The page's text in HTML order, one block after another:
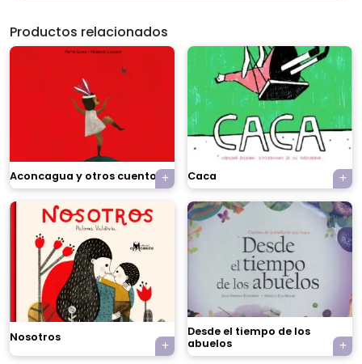
Productos relacionados
Aconcagua y otros cuentos Caca
Nosotros
Desde el tiempo de los
abuelos